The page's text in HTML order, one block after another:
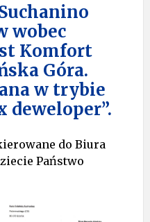
wobec
Komfort
Góra.
w trybie
deweloper”.
do Biura
Państwo